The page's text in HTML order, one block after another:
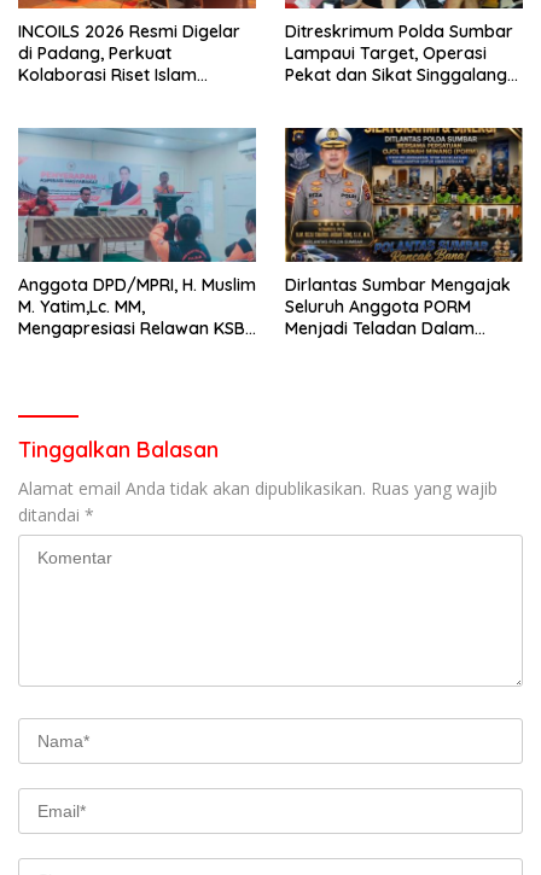
INCOILS 2026 Resmi Digelar
di Padang, Perkuat
Kolaborasi Riset Islam
Ditreskrimum Polda Sumbar
Lampaui Target, Operasi
Pekat dan Sikat Singgalang
Anggota DPD/MPRI, H. Muslim
M. Yatim,Lc. MM,
Mengapresiasi Relawan KSB
Dirlantas Sumbar Mengajak
Seluruh Anggota PORM
Menjadi Teladan Dalam
Tinggalkan Balasan
Alamat email Anda tidak akan dipublikasikan. Ruas yang wajib
ditandai *